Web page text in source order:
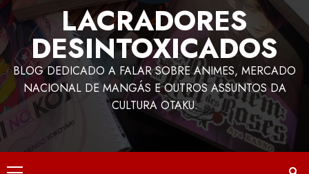
LACRADORES
DESINTOXICADOS
BLOG DEDICADO A FALAR SOBRE ANIMES, MERCADO
NACIONAL DE MANGÁS E OUTROS ASSUNTOS DA
CULTURA OTAKU.